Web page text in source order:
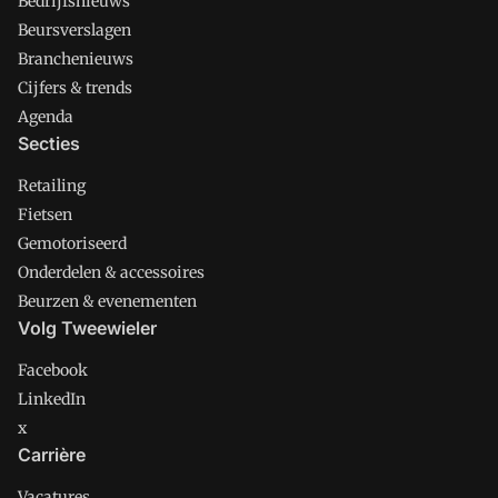
Beursverslagen
Branchenieuws
Cijfers & trends
Agenda
Secties
Retailing
Fietsen
Gemotoriseerd
Onderdelen & accessoires
Beurzen & evenementen
Volg Tweewieler
Facebook
LinkedIn
x
Carrière